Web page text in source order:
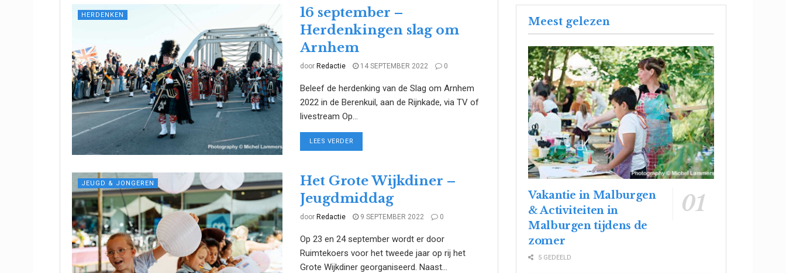
HERDENKEN
16 september –
Herdenkingen slag om
Arnhem
door Redactie 14 SEPTEMBER 2022 0
Beleef de herdenking van de Slag om Arnhem
2022 in de Berenkuil, aan de Rijnkade, via TV of
livestream Op...
LEES VERDER
JEUGD & JONGEREN
Het Grote Wijkdiner –
Jeugdmiddag
door Redactie 9 SEPTEMBER 2022 0
Op 23 en 24 september wordt er door
Ruimtekoers voor het tweede jaar op rij het
Grote Wijkdiner georganiseerd. Naast...
Meest gelezen
Vakantie in Malburgen
& Activiteiten in
Malburgen tijdens de
zomer
5 GEDEELD